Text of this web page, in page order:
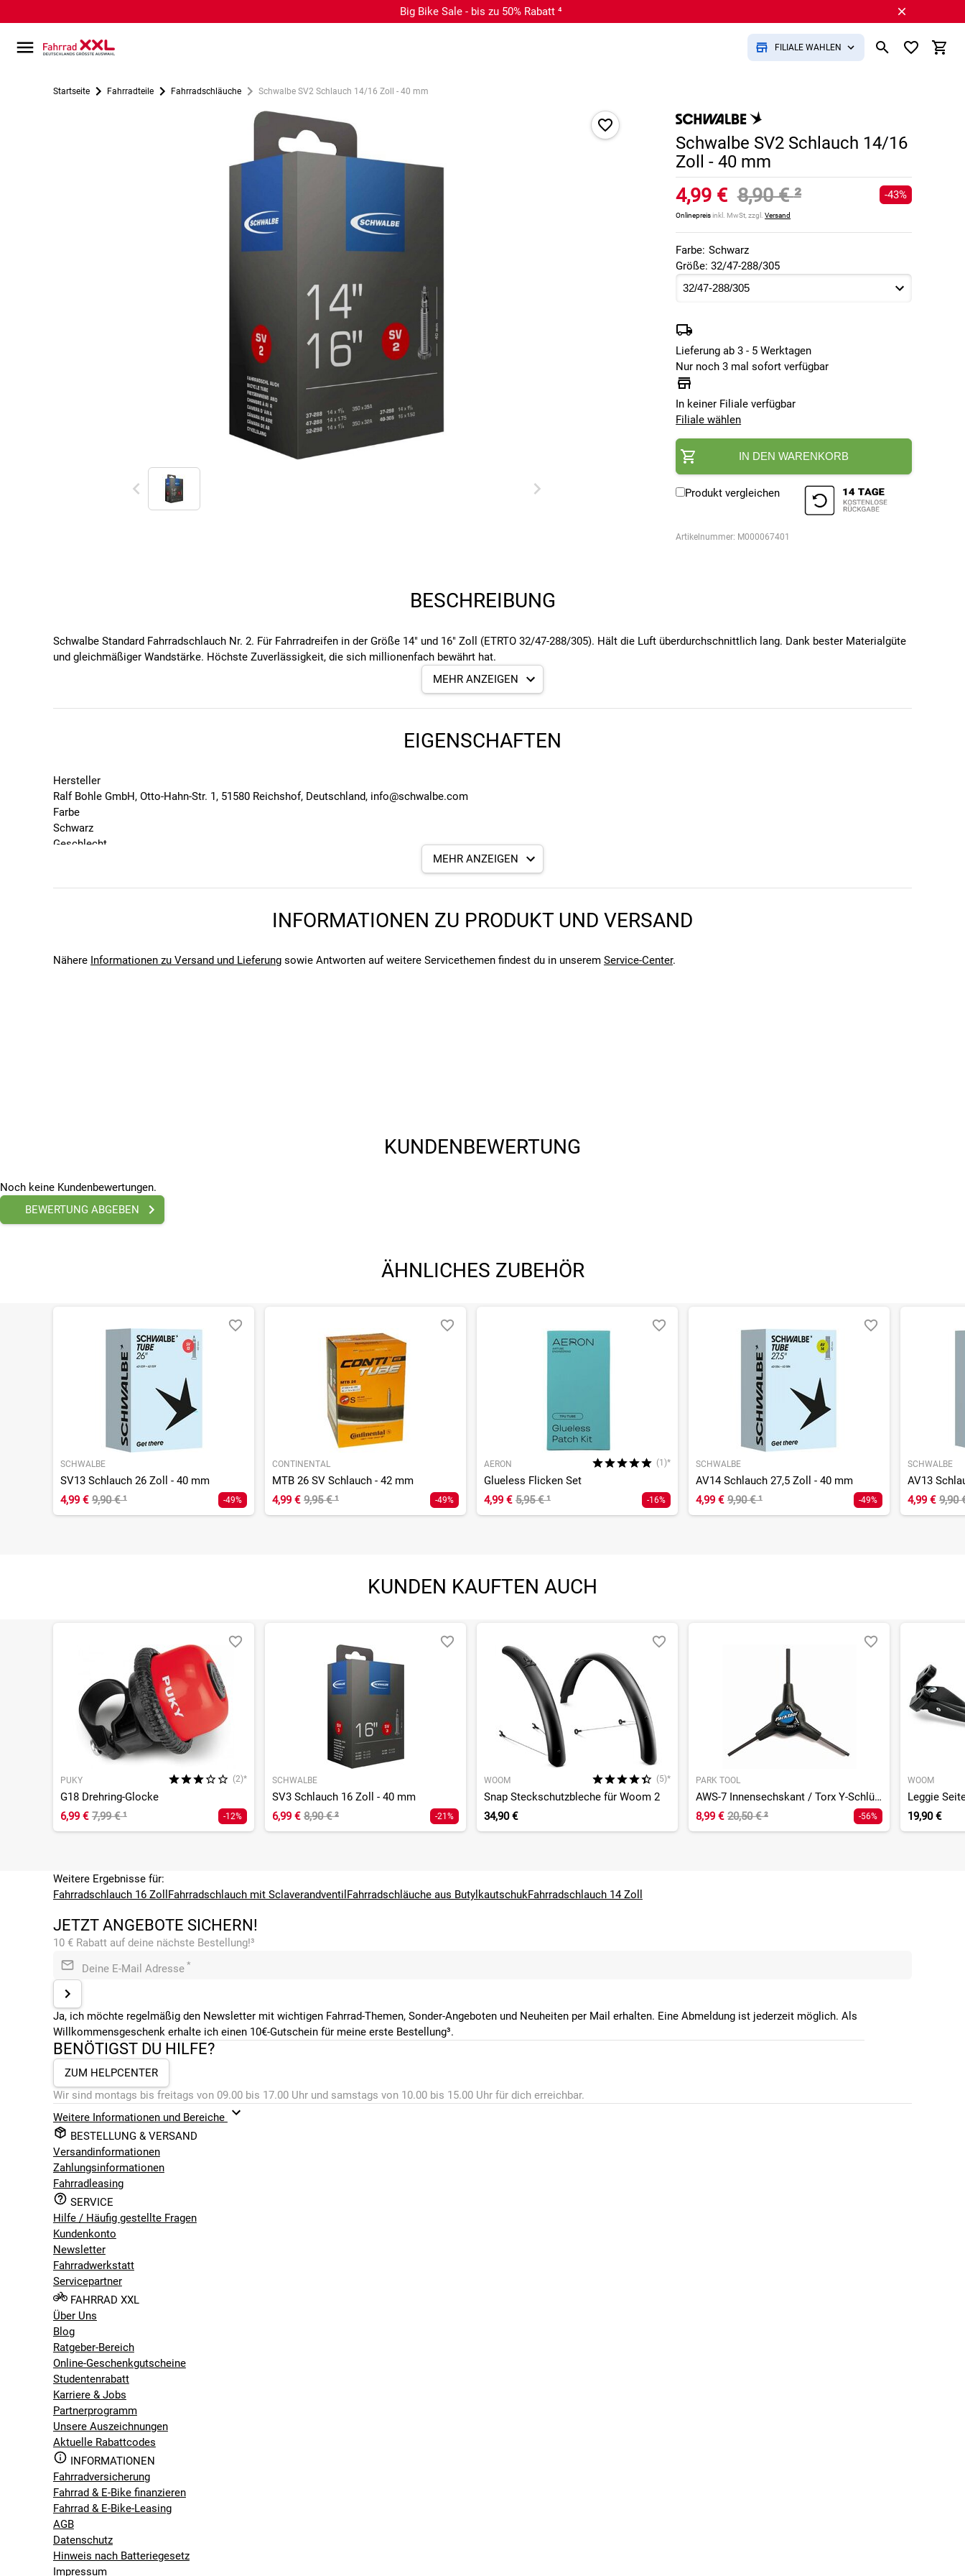
Big Bike Sale - bis zu 50% Rabatt ⁴
FILIALE WÄHLEN
Startseite Fahrradteile Fahrradschläuche Schwalbe SV2 Schlauch 14/16 Zoll - 40 mm
Schwalbe SV2 Schlauch 14/16
Zoll - 40 mm
4,99 € 8,90 €²
Onlinepreisinkl. MwSt, zzgl.Versand
-43%
Farbe: Schwarz
Größe: 32/47-288/305
Lieferung ab 3 - 5 Werktagen
Nur noch 3 mal sofort verfügbar
In keiner Filiale verfügbar
Filiale wählen
IN DEN WARENKORB
Produkt vergleichen
Artikelnummer: M000067401
BESCHREIBUNG
Schwalbe Standard Fahrradschlauch Nr. 2. Für Fahrradreifen in der Größe 14" und 16" Zoll (ETRTO 32/47-288/305). Hält die Luft überdurchschnittlich lang. Dank bester Materialgüte
und gleichmäßiger Wandstärke. Höchste Zuverlässigkeit, die sich millionenfach bewährt hat.
MEHR ANZEIGEN
EIGENSCHAFTEN
Hersteller
Ralf Bohle GmbH, Otto-Hahn-Str. 1, 51580 Reichshof, Deutschland, info@schwalbe.com
Farbe
Schwarz
Geschlecht
Schwalbe
Bitte beachte, dass es zu Abweichungen zwischen den angegebenen- und den verbauten Komponenten bei Fahrrädern kommen kann. Einen Fehler gefunden?
MEHR ANZEIGEN
INFORMATIONEN ZU PRODUKT UND VERSAND
Nähere Informationen zu Versand und Lieferungsowie Antworten auf weitere Servicethemen findest du in unserem Service-Center.
KUNDENBEWERTUNG
Noch keine Kundenbewertungen.
BEWERTUNG ABGEBEN
ÄHNLICHES ZUBEHÖR
SCHWALBE
SV13 Schlauch 26 Zoll - 40 mm
4,99 € 9,90 €¹ -49%
CONTINENTAL
MTB 26 SV Schlauch - 42 mm
4,99 € 9,95 €¹ -49%
AERON (1)*
Glueless Flicken Set
4,99 € 5,95 €¹ -16%
SCHWALBE
AV14 Schlauch 27,5 Zoll - 40 mm
4,99 € 9,90 €¹ -49%
SCHWALBE
AV13
4,99 € 9,90
KUNDEN KAUFTEN AUCH
PUKY (2)*
G18 Drehring-Glocke
6,99 € 7,99 €¹ -12%
SCHWALBE
SV3 Schlauch 16 Zoll - 40 mm
6,99 € 8,90 €² -21%
WOOM (5)*
Snap Steckschutzbleche für Woom 2
34,90 €
PARK TOOL
AWS-7 Innensechskant / Torx Y-Schlüssel
8,99 € 20,50 €² -56%
WOOM
Leggie
19,90 €
Weitere Ergebnisse für:
Fahrradschlauch 16 Zoll Fahrradschlauch mit Sclaverandventil Fahrradschläuche aus ButylkautschukFahrradschlauch 14 Zoll
JETZT ANGEBOTE SICHERN!
10 € Rabatt auf deine nächste Bestellung!³
Deine E-Mail Adresse *
Ja, ich möchte regelmäßig den Newsletter mit wichtigen Fahrrad-Themen, Sonder-Angeboten und Neuheiten per Mail erhalten. Eine Abmeldung ist jederzeit möglich. Als
Willkommensgeschenk erhalte ich einen 10€-Gutschein für meine erste Bestellung³.
BENÖTIGST DU HILFE?
ZUM HELPCENTER
Wir sind montags bis freitags von 09.00 bis 17.00 Uhr und samstags von 10.00 bis 15.00 Uhr für dich erreichbar.
Weitere Informationen und Bereiche
BESTELLUNG & VERSAND
Versandinformationen
Zahlungsinformationen
Fahrradleasing
SERVICE
Hilfe / Häufig gestellte Fragen
Kundenkonto
Newsletter
Fahrradwerkstatt
Servicepartner
FAHRRAD XXL
Über Uns
Blog
Ratgeber-Bereich
Online-Geschenkgutscheine
Studentenrabatt
Karriere & Jobs
Partnerprogramm
Unsere Auszeichnungen
Aktuelle Rabattcodes
INFORMATIONEN
Fahrradversicherung
Fahrrad & E-Bike finanzieren
Fahrrad & E-Bike-Leasing
AGB
Datenschutz
Hinweis nach Batteriegesetz
Impressum